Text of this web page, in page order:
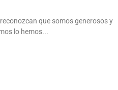
que somos generosos y
lo hemos